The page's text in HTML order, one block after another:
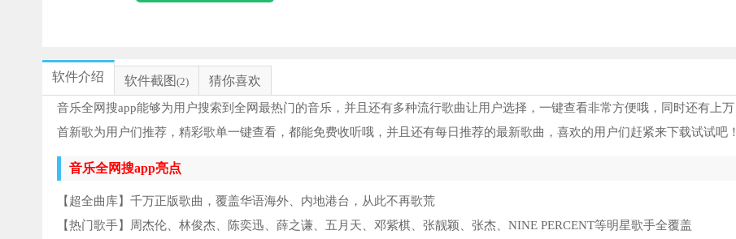
软件介绍 软件截图 (2) 猜你喜欢
音乐全网搜app能够为用户搜索到全网最热门的音乐，并且还有多种流行歌曲让用户选择，一键查看非常方便哦，同时还有上万
首新歌为用户们推荐，精彩歌单一键查看，都能免费收听哦，并且还有每日推荐的最新歌曲，喜欢的用户们赶紧来下载试试吧！
音乐全网搜app亮点
【超全曲库】千万正版歌曲，覆盖华语海外、内地港台，从此不再歌荒
【热门歌手】周杰伦、林俊杰、陈奕迅、薛之谦、五月天、邓紫棋、张靓颖、张杰、NINE PERCENT等明星歌手全覆盖